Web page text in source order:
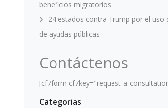
beneficios migratorios
24 estados contra Trump por el uso
de ayudas públicas
Contáctenos
[cf7form cf7key="request-a-
Categorias